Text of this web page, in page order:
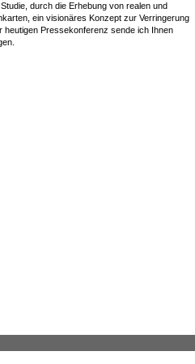
durch die Erhebung von realen und
ein visionäres Konzept zur Verringerung
heutigen Pressekonferenz sende ich Ihnen